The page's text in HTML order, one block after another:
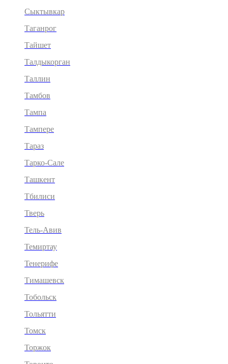
Сыктывкар
Таганрог
Тайшет
Талдыкорган
Таллин
Тамбов
Тампа
Тампере
Тараз
Тарко-Сале
Ташкент
Тбилиси
Тверь
Тель-Авив
Темиртау
Тенерифе
Тимашевск
Тобольск
Тольятти
Томск
Торжок